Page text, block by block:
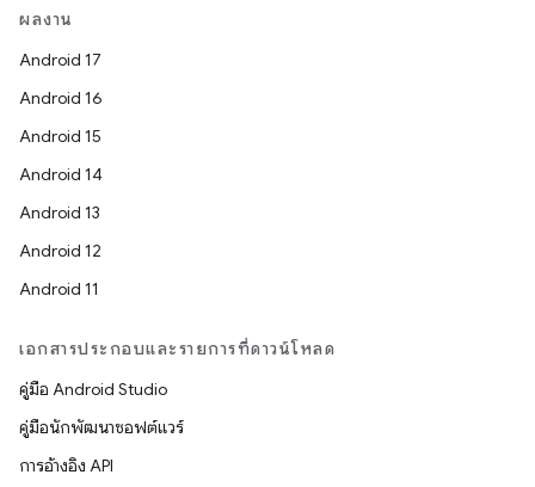
ผลงาน
Android 17
Android 16
Android 15
Android 14
Android 13
Android 12
Android 11
เอกสารประกอบและรายการที่ดาวน์โหลด
คู่มือ Android Studio
คู่มือนักพัฒนาซอฟต์แวร์
การอ้างอิง API